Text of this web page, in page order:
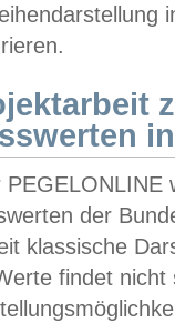
PEGELONLINE
der
klassische
findet